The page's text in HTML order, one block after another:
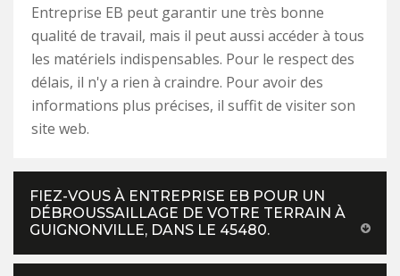
Entreprise EB peut garantir une très bonne
qualité de travail, mais il peut aussi accéder à tous
les matériels indispensables. Pour le respect des
délais, il n'y a rien à craindre. Pour avoir des
informations plus précises, il suffit de visiter son
site web.
FIEZ-VOUS À ENTREPRISE EB POUR UN
DÉBROUSSAILLAGE DE VOTRE TERRAIN À
GUIGNONVILLE, DANS LE 45480.